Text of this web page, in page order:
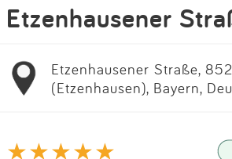
Etzenhausener
Etzenhausener Straße,
(Etzenhausen), Bayern,